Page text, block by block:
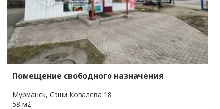
Помещение свободного назначения
Мурманск, Саши Ковалева 18
58 м2